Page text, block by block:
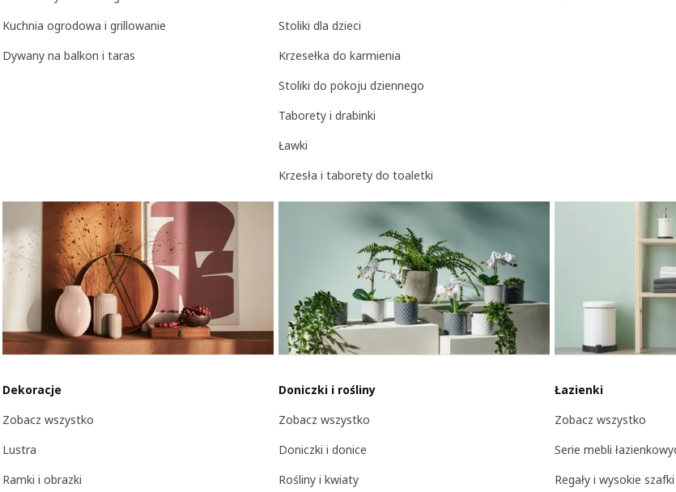
Kuchnia ogrodowa i grillowanie
Dywany na balkon i taras
Stoliki dla dzieci
Krzesełka do karmienia
Stoliki do pokoju dziennego
Taborety i drabinki
Ławki
Krzesła i taborety do toaletki
Dekoracje
Zobacz wszystko
Lustra
Ramki i obrazki
Doniczki i rośliny
Zobacz wszystko
Doniczki i donice
Rośliny i kwiaty
Łazienki
Zobacz wszystko
Serie mebli
Regały i wysokie